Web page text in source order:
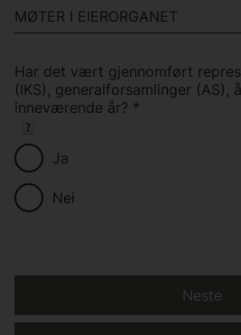
MØTER I EIERORGANET
Har det vært gjennomført
(IKS), generalforsamlinger (AS),
inneværende år? *
Ja
Nei
Neste